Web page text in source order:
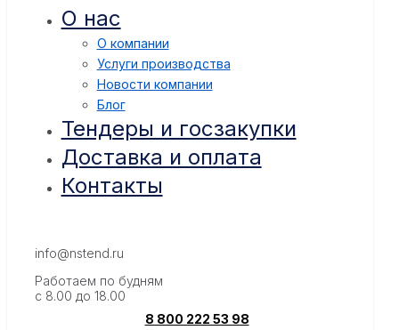
О нас
О компании
Услуги производства
Новости компании
Блог
Тендеры и госзакупки
Доставка и оплата
Контакты
info@nstend.ru
Работаем по будням
с 8.00 до 18.00
8 800 222 53 98